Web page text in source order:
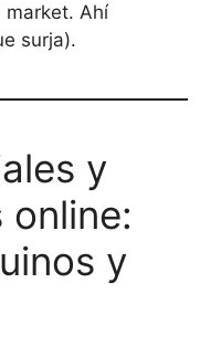
market. Ahí
surja).
y
y